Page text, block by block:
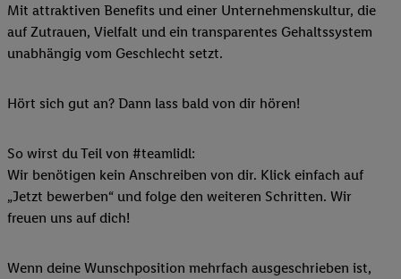
Mit attraktiven Benefits und einer Unternehmenskultur, die
auf Zutrauen, Vielfalt und ein transparentes Gehaltssystem
unabhängig vom Geschlecht setzt.
Hört sich gut an? Dann lass bald von dir hören!
So wirst du Teil von #teamlidl:
Wir benötigen kein Anschreiben von dir. Klick einfach auf
„Jetzt bewerben“ und folge den weiteren Schritten. Wir
freuen uns auf dich!
Wenn deine Wunschposition mehrfach ausgeschrieben ist,